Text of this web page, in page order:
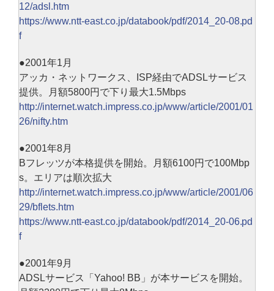
12/adsl.htm
https://www.ntt-east.co.jp/databook/pdf/2014_20-08.pd
f
●2001年1月
アッカ・ネットワークス、ISP経由でADSLサービス
提供。月額5800円で下り最大1.5Mbps
http://internet.watch.impress.co.jp/www/article/2001/01
26/nifty.htm
●2001年8月
Bフレッツが本格提供を開始。月額6100円で100Mbp
s。エリアは順次拡大
http://internet.watch.impress.co.jp/www/article/2001/06
29/bflets.htm
https://www.ntt-east.co.jp/databook/pdf/2014_20-06.pd
f
●2001年9月
ADSLサービス「Yahoo! BB」が本サービスを開始。